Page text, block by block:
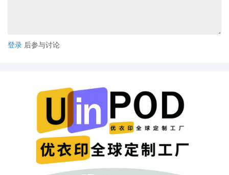
企业自主申报。
系统会自动比对多源数据，识别差异项并触发预警。
一些地方税务局已开始向企业发送《税收风险提示
函》，指出如“平台报送收入净额合计与增值税申报收
入不匹配”等具体问题。
登录 后参与讨论